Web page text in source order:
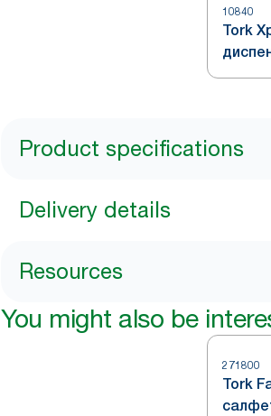
10840
Tork
Product specifications
Delivery details
Resources
You might also be
271800
Tork